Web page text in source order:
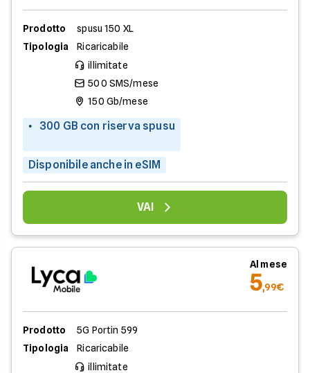
Prodotto
spusu 150 XL
Tipologia
Ricaricabile
illimitate
500 SMS/mese
150 Gb/mese
300 GB con riserva spusu
Disponibile anche in eSIM
VAI
Al mese
5,99€
Prodotto
5G Portin 599
Tipologia
Ricaricabile
illimitate